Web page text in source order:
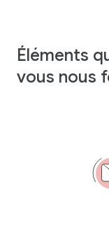
Éléments
vous nous